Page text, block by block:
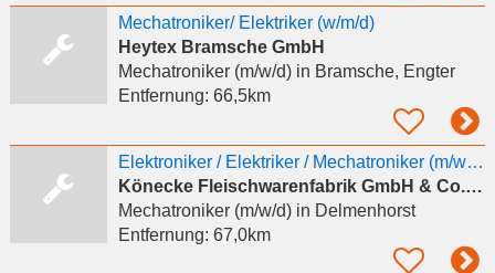
Mechatroniker/ Elektriker (w/m/d)
Heytex Bramsche GmbH
Mechatroniker (m/w/d)in Bramsche, Engter
Entfernung: 66,5km
Elektroniker / Elektriker / Mechatroniker (m/w/d)
Könecke Fleischwarenfabrik GmbH & Co. KG
Mechatroniker (m/w/d)in Delmenhorst
Entfernung: 67,0km